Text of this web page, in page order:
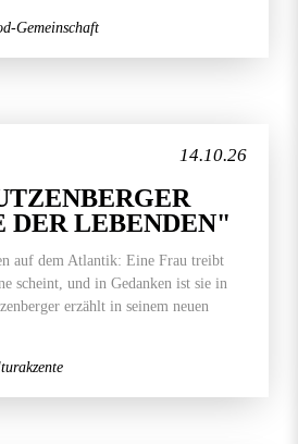
Gemeinschaft
14.10.26
DER LEBENDEN"
auf dem Atlantik: Eine Frau treibt
scheint, und in Gedanken ist sie in
erzählt in seinem neuen